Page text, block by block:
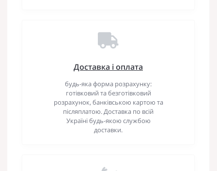
Доставка і оплата
будь-яка форма розрахунку:
готівковий та безготівковий
розрахунок, банківською картою та
післяплатою. Доставка по всій
Україні будь-якою службою
доставки.